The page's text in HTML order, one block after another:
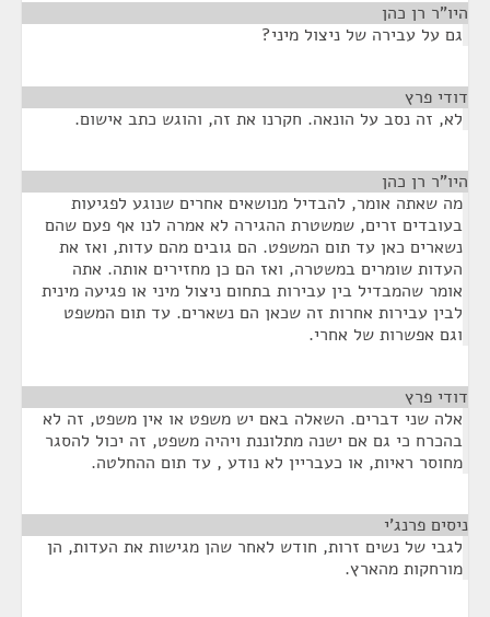
היו"ר רן כהן
גם על עבירה של ניצול מיני?
דודי פרץ
לא, זה נסב על הונאה. חקרנו את זה, והוגש כתב אישום.
היו"ר רן כהן
מה שאתה אומר, להבדיל מנושאים אחרים שנוגע לפגיעות
בעובדים זרים, שמשטרת ההגירה לא אמרה לנו אף פעם שהם
נשארים כאן עד תום המשפט. הם גובים מהם עדות, ואז את
העדות שומרים במשטרה, ואז הם כן מחזירים אותה. אתה
אומר שהמבדיל בין עבירות בתחום ניצול מיני או פגיעה מינית
לבין עבירות אחרות זה שכאן הם נשארים. עד תום המשפט
וגם אפשרות של אחרי.
דודי פרץ
אלה שני דברים. השאלה באם יש משפט או אין משפט, זה לא
בהכרח כי גם אם ישנה מתלוננת ויהיה משפט, זה יכול להסגר
מחוסר ראיות, או כעבריין לא נודע , עד תום ההחלטה.
ניסים פרנג'י
לגבי של נשים זרות, חודש לאחר שהן מגישות את העדות, הן
מורחקות מהארץ.